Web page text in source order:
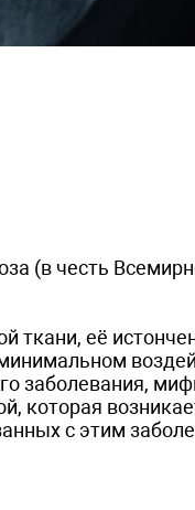
(в честь
ткани, её
заболевания,
которая
с этим